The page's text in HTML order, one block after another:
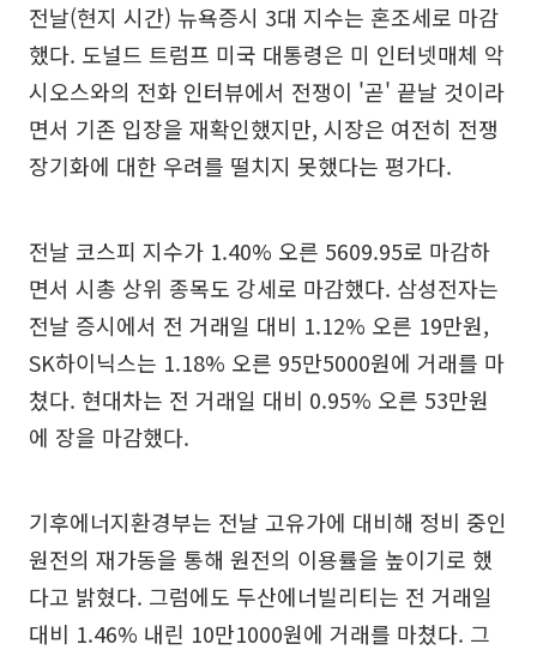
전날(현지 시간) 뉴욕증시 3대 지수는 혼조세로 마감
했다. 도널드 트럼프 미국 대통령은 미 인터넷매체 악
시오스와의 전화 인터뷰에서 전쟁이 '곧' 끝날 것이라
면서 기존 입장을 재확인했지만, 시장은 여전히 전쟁
장기화에 대한 우려를 떨치지 못했다는 평가다.
전날 코스피 지수가 1.40% 오른 5609.95로 마감하
면서 시총 상위 종목도 강세로 마감했다. 삼성전자는
전날 증시에서 전 거래일 대비 1.12% 오른 19만원,
SK하이닉스는 1.18% 오른 95만5000원에 거래를 마
쳤다. 현대차는 전 거래일 대비 0.95% 오른 53만원
에 장을 마감했다.
기후에너지환경부는 전날 고유가에 대비해 정비 중인
원전의 재가동을 통해 원전의 이용률을 높이기로 했
다고 밝혔다. 그럼에도 두산에너빌리티는 전 거래일
대비 1.46% 내린 10만1000원에 거래를 마쳤다. 그